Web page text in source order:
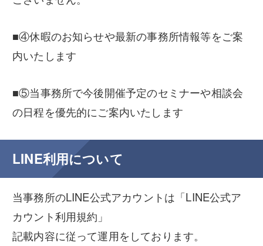
■④休暇のお知らせや最新の事務所情報等をご案
内いたします
■⑤当事務所で今後開催予定のセミナーや相談会
の日程を優先的にご案内いたします
LINE利用について
当事務所のLINE公式アカウントは「LINE公式ア
カウント利用規約」
記載内容に従って運用をしております。